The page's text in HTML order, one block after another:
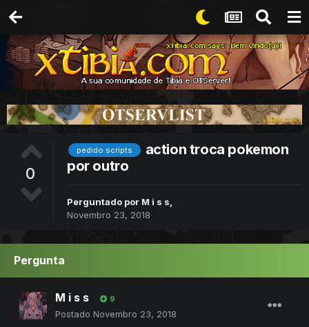
0
pedido scripts
action troca pokemon
por outro
Perguntado por M i s s
Novembro 23, 2018
Pergunta
M i s s 9
Postado Novembro 23, 2018